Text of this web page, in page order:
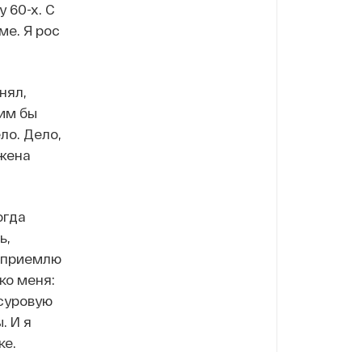
60-х. С
Я рос
бы
Дело,
приемлю
меня:
И я